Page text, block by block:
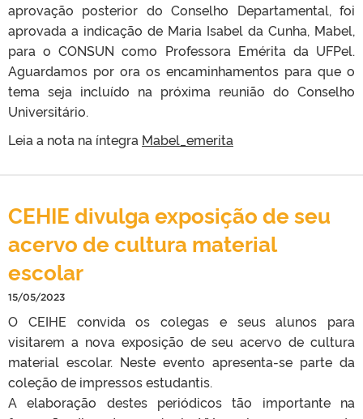
aprovação posterior do Conselho Departamental, foi
aprovada a indicação de Maria Isabel da Cunha, Mabel,
para o CONSUN como Professora Emérita da UFPel.
Aguardamos por ora os encaminhamentos para que o
tema seja incluído na próxima reunião do Conselho
Universitário.
Leia a nota na íntegra Mabel_emerita
CEHIE divulga exposição de seu
acervo de cultura material
escolar
15/05/2023
O CEIHE convida os colegas e seus alunos para
visitarem a nova exposição de seu acervo de cultura
material escolar. Neste evento apresenta-se parte da
coleção de impressos estudantis.
A elaboração destes periódicos tão importante na